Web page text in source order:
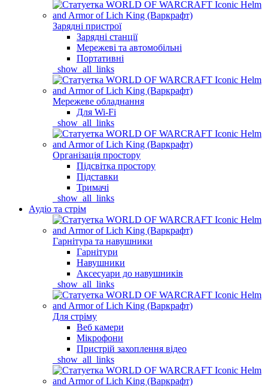
Зарядні пристрої
Зарядні станції
Мережеві та автомобільні
Портативні
_show_all_links
Мережеве обладнання
Для Wi-Fi
_show_all_links
Організація простору
Підсвітка простору
Підставки
Тримачі
_show_all_links
Аудіо та стрім
Гарнітура та навушники
Гарнітури
Навушники
Аксесуари до навушників
_show_all_links
Для стріму
Веб камери
Мікрофони
Пристрій захоплення відео
_show_all_links